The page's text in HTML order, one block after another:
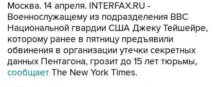
Москва. 14 апреля. INTERFAX.RU -
Военнослужащему из подразделения ВВС
Национальной гвардии США Джеку Тейшейре,
которому ранее в пятницу предъявили
обвинения в организации утечки секретных
данных Пентагона, грозит до 15 лет тюрьмы,
сообщает The New York Times.